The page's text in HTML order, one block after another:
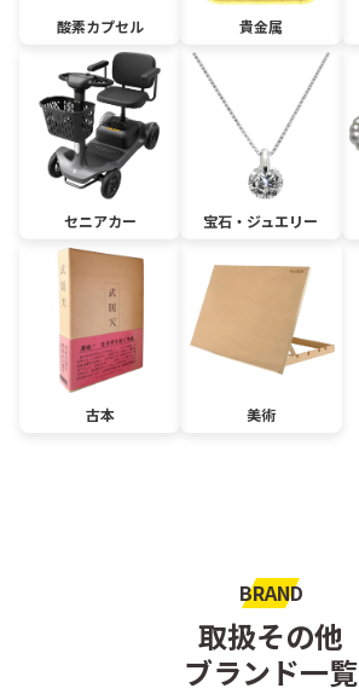
酸素カプセル 貴金属
セニアカー 宝石・ジュエリー
古本 美術
BRAND
取扱その他
ブランド一覧